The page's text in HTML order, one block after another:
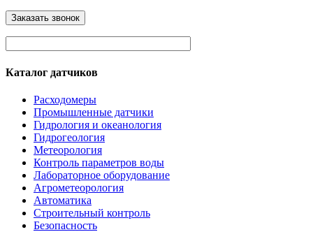
Каталог датчиков
Расходомеры
Промышленные датчики
Гидрология и океанология
Гидрогеология
Метеорология
Контроль параметров воды
Лабораторное оборудование
Агрометеорология
Автоматика
Строительный контроль
Безопасность